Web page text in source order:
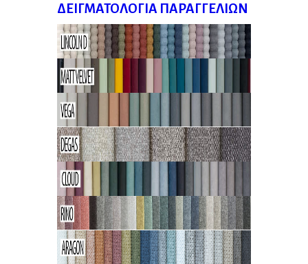
ΔΕΙΓΜΑΤΟΛΌΓΙΑ ΠΑΡΑΓΓΕΛΙΏΝ